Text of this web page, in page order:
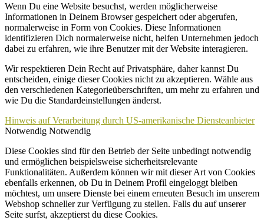
Wenn Du eine Website besuchst, werden möglicherweise
Informationen in Deinem Browser gespeichert oder abgerufen,
normalerweise in Form von Cookies. Diese Informationen
identifizieren Dich normalerweise nicht, helfen Unternehmen jedoch
dabei zu erfahren, wie ihre Benutzer mit der Website interagieren.
Wir respektieren Dein Recht auf Privatsphäre, daher kannst Du
entscheiden, einige dieser Cookies nicht zu akzeptieren. Wähle aus
den verschiedenen Kategorieüberschriften, um mehr zu erfahren und
wie Du die Standardeinstellungen änderst.
Hinweis auf Verarbeitung durch US-amerikanische Diensteanbieter
Notwendig Notwendig
Diese Cookies sind für den Betrieb der Seite unbedingt notwendig
und ermöglichen beispielsweise sicherheitsrelevante
Funktionalitäten. Außerdem können wir mit dieser Art von Cookies
ebenfalls erkennen, ob Du in Deinem Profil eingeloggt bleiben
möchtest, um unsere Dienste bei einem erneuten Besuch im unserem
Webshop schneller zur Verfügung zu stellen. Falls du auf unserer
Seite surfst, akzeptierst du diese Cookies.